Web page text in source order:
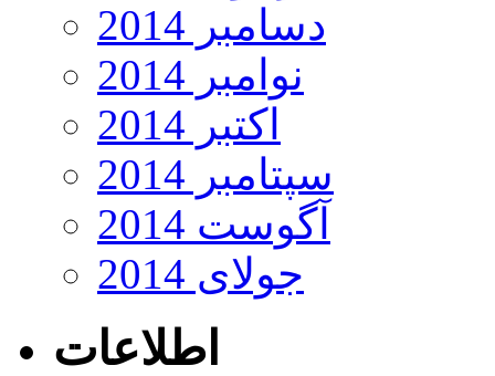
دسامبر 2014
نوامبر 2014
اکتبر 2014
سپتامبر 2014
آگوست 2014
جولای 2014
اطلاعات